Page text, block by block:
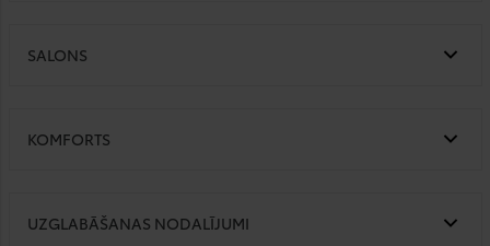
SALONS
KOMFORTS
UZGLABĀŠANAS NODALĪJUMI